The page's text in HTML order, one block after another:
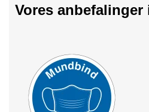
besøgende.
let kan flytte rundt på efter
produceret som klistermærke,
eller i forskellige typer folie.
Vores anbefalinger